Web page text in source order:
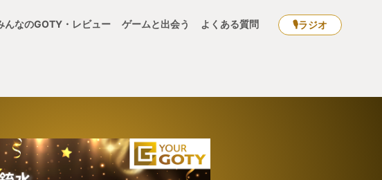
んなのGOTY・レビュー ゲームと出会う よくある質問 🎙ラジオ